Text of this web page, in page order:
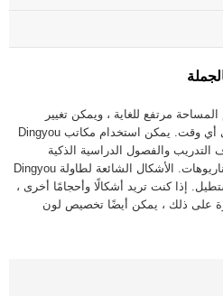
مرتفع للغاية ، ويمكن تغيير
سيناريوهات الأشكال والتطبيقات في أي وقت. يمكن استخدام مكاتب Dingyou
والفصول الدراسية الذكية
واجتماعات الفنادق وغيرها من السيناريوهات. الأشكال الشائعة لطاولة Dingyou
إذا كنت تريد أشكالًا وأحجامًا أخرى ،
على ذلك ، يمكن أيضًا تخصيص لون